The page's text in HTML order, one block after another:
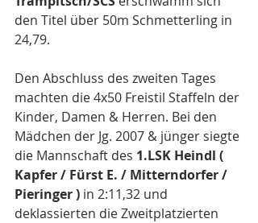
den Titel über 50m Schmetterling in
24,79.
Den Abschluss des zweiten Tages
machten die 4x50 Freistil Staffeln der
Kinder, Damen & Herren. Bei den
Mädchen der Jg. 2007 & jünger siegte
die Mannschaft des 1.LSK Heindl (
Kapfer / Fürst E. / Mitterndorfer /
Pieringer ) in 2:11,32 und
deklassierten die Zweitplatzierten